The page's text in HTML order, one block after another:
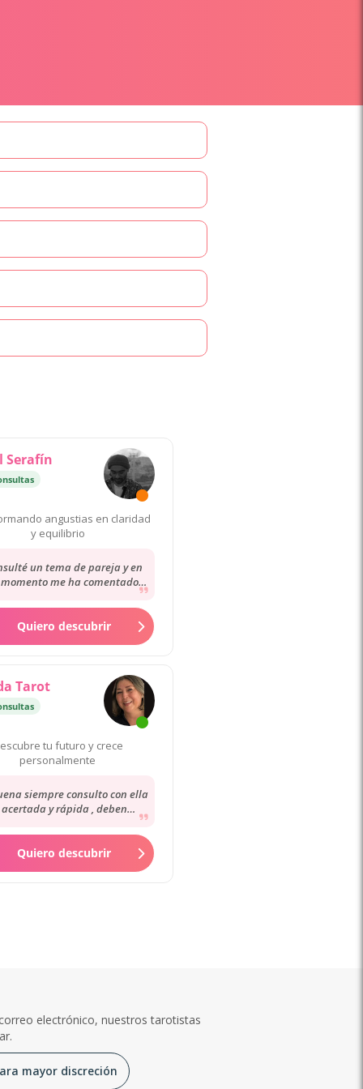
Serafín
angustias en claridad
y equilibrio
un tema de pareja y en
me ha comentado
y muchísima empatía
para entender...
Quiero descubrir
Tarot
tu futuro y crece
personalmente
siempre consulto con ella
acertada y rápida , deben
dicho la verdad
Quiero descubrir
electrónico, nuestros tarotistas
mayor discreción